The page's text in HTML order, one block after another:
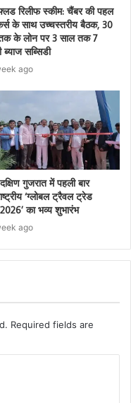
रिलीफ स्कीम: चैंबर की पहल
के साथ उच्चस्तरीय बैठक, 30
के लोन पर 3 साल तक 7
ब्याज सब्सिडी
ago
गुजरात में पहली बार
‘ग्लोबल ट्रैवल ट्रेड
का भव्य शुभारंभ
ago
Required fields are